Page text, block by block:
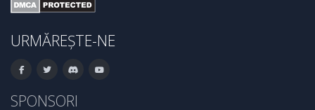
URMĂREȘTE-NE
SPONSORI